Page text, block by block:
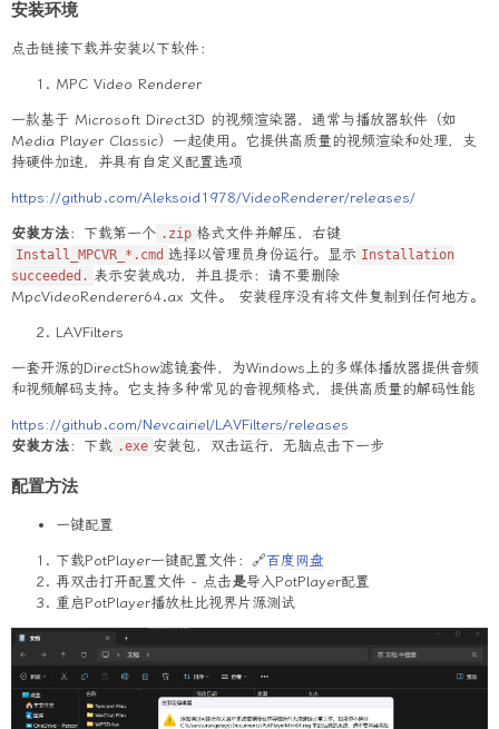
安装环境
点击链接下载并安装以下软件：
MPC Video Renderer
一款基于 Microsoft Direct3D 的视频渲染器，通常与播放器软件（如
Media Player Classic）一起使用。它提供高质量的视频渲染和处理，支
持硬件加速，并具有自定义配置选项
https://github.com/Aleksoid1978/VideoRenderer/releases/
安装方法：下载第一个 .zip 格式文件并解压，右键
Install_MPCVR_*.cmd 选择以管理员身份运行。显示 Installation
succeeded. 表示安装成功，并且提示：请不要删除
MpcVideoRenderer64.ax 文件。 安装程序没有将文件复制到任何地方。
LAVFilters
一套开源的DirectShow滤镜套件，为Windows上的多媒体播放器提供音频
和视频解码支持。它支持多种常见的音视频格式，提供高质量的解码性能
https://github.com/Nevcairiel/LAVFilters/releases
安装方法：下载 .exe 安装包，双击运行，无脑点击下一步
配置方法
一键配置
下载PotPlayer一键配置文件：🔗百度网盘
再双击打开配置文件 - 点击是导入PotPlayer配置
重启PotPlayer播放杜比视界片源测试